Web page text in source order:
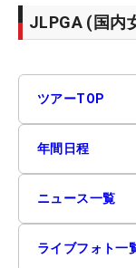
JLPGA (国内
ツアーTOP
年間日程
ニュース一覧
ライブフォト一